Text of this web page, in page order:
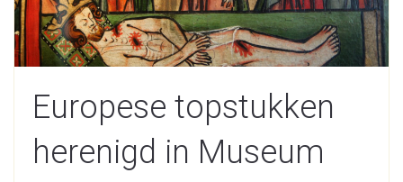
Europese topstukken
herenigd in Museum